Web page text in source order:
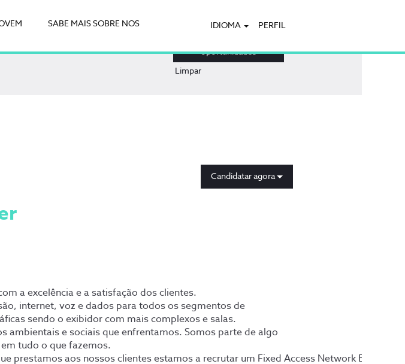
SABE MAIS SOBRE NOS IDIOMA PERFIL
Limpar
Candidatar agora
a excelência e a satisfação dos clientes.
internet, voz e dados para todos os segmentos de
sendo o exibidor com mais complexos e salas.
ambientais e sociais que enfrentamos. Somos parte de algo
tudo o que fazemos.
prestamos aos nossos clientes estamos a recrutar um Fixed Access Network